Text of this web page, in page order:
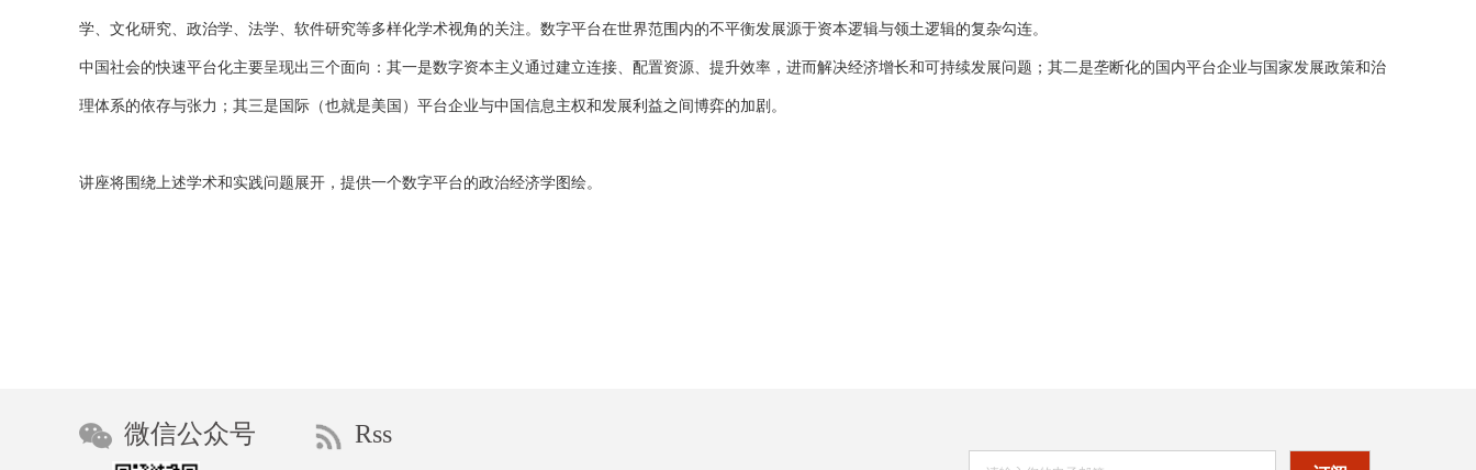
学、文化研究、政治学、法学、软件研究等多样化学术视角的关注。数字平台在世界范围内的不平衡发展源于资本逻辑与领土逻辑的复杂勾连。
中国社会的快速平台化主要呈现出三个面向：其一是数字资本主义通过建立连接、配置资源、提升效率，进而解决经济增长和可持续发展问题；其二是垄断化的国内平台企业与国家发展政策和治
理体系的依存与张力；其三是国际（也就是美国）平台企业与中国信息主权和发展利益之间博弈的加剧。
讲座将围绕上述学术和实践问题展开，提供一个数字平台的政治经济学图绘。
微信公众号 Rss